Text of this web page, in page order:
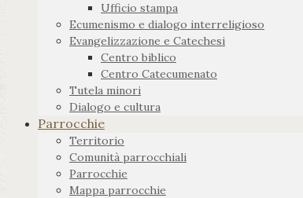
Ufficio stampa
Ecumenismo e dialogo interreligioso
Evangelizzazione e Catechesi
Centro biblico
Centro Catecumenato
Tutela minori
Dialogo e cultura
Parrocchie
Territorio
Comunità parrocchiali
Parrocchie
Mappa parrocchie